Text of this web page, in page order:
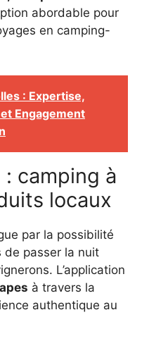
abordable pour
en camping-
: Expertise,
Engagement
: camping à
locaux
par la possibilité
de passer la nuit
L’application
à travers la
authentique au